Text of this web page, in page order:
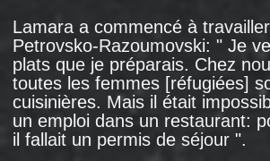
en procès, et bien qu’en 2015, le tribunal
municipal de Moscou ait déclaré illégale la
décision de les expulser, il n’a toujours pas
garanti leur droit de vivre dans ce foyer.
Cela fait maintenant plus de 15 ans que
Lamara Gegechkori, leur ancienne voisine, vit
à Tbilissi. " Ne pensez pas que je vis dans
ma patrie ", dit-elle. " Ma patrie, c’est là où
je suis née et où j’ai grandi, en Abkhazie. Ici
aussi, nous sommes des réfugiés. Un réfugié